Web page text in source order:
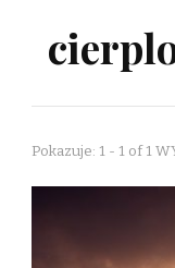
Pokazuje: 1 - 1 of 1